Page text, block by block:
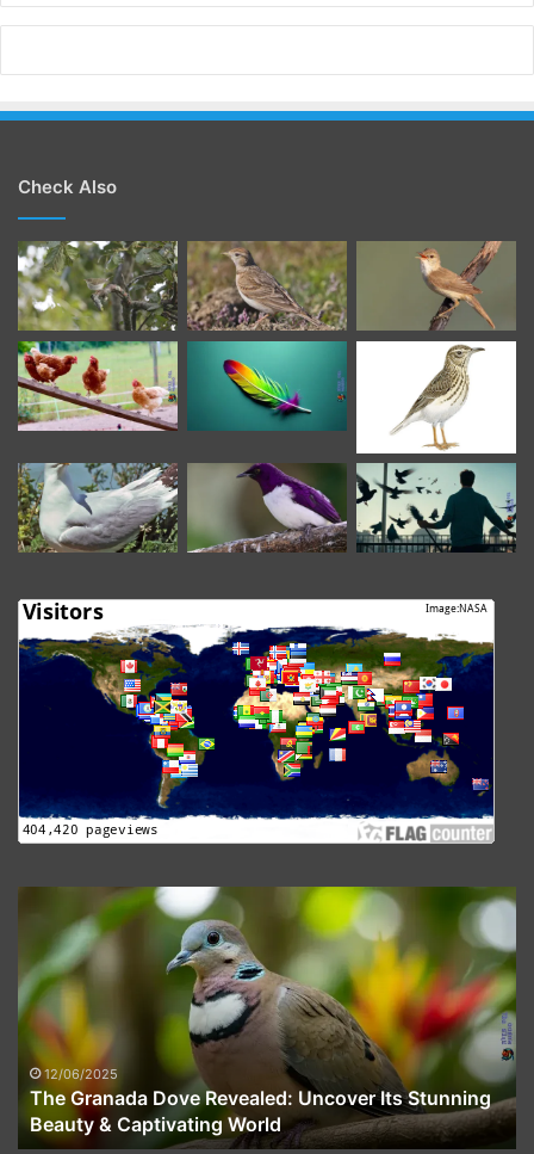
Check Also
Granada
Dove
Revealed:
Uncover
Its
Stunning
Beauty
Captivating
World
12/06/2025
The Granada Dove Revealed: Uncover Its Stunning
Beauty & Captivating World